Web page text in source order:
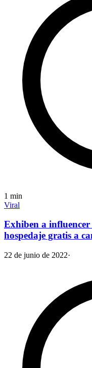
1 min
Viral
Exhiben a influencer
hospedaje gratis a
22 de junio de 2022·